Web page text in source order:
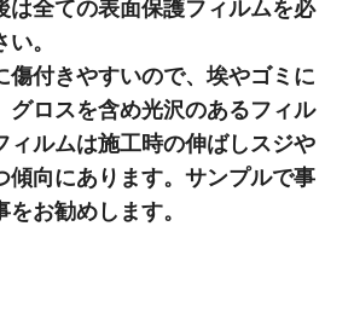
は全ての表面保護フィルムを必
。
付きやすいので、埃やゴミに
グロスを含め光沢のあるフィル
ィルムは施工時の伸ばしスジや
傾向にあります。サンプルで事
お勧めします。